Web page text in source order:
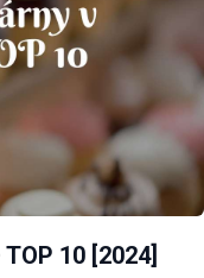
10 [2024]